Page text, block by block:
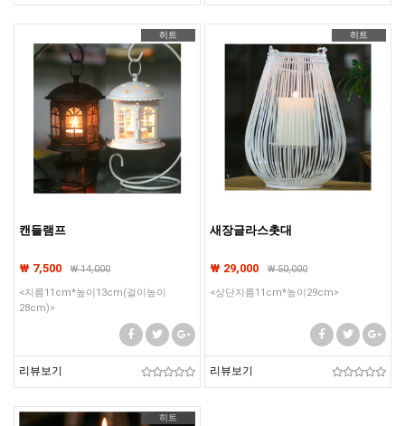
히트
캔들램프
₩ 7,500 ₩14,000
<지름11cm*높이13cm(걸이높이
28cm)>
리뷰보기
히트
새장글라스촛대
₩ 29,000 ₩50,000
<상단지름11cm*높이29cm>
리뷰보기
히트